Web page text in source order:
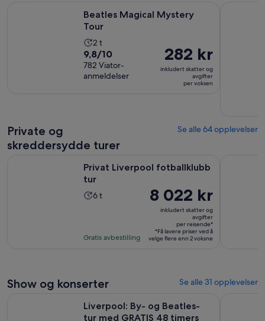
Beatles Magical Mystery
Tour
Aktivitetens
varighet
er
2
2 t
9.8
av
10
9,8/10
782 Viator-
anmeldelser
Prisen
er
282 kr
282 kr
inkludert skatter og
avgifter
per voksen
Private og
skreddersydde turer
Se alle 64 opplevelser
Privat Liverpool fotballklubb
tur
Aktivitetens
6
6 t
Gratis avbestilling
Prisen
er
8 022 kr
per
reisende*
8 022 kr
inkludert skatter og
avgifter
per reisende*
*Få lavere priser ved å
velge flere enn 2 voksne
Show og konserter Se alle 31 opplevelser
Liverpool: By- og Beatles-
tur med GRATIS 48 timers